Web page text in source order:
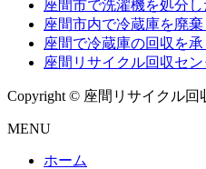
座間市で洗濯機を処分
座間市内で冷蔵庫を廃
座間で冷蔵庫の回収を承
座間リサイクル回収セン
Copyright © 座間リサイクル回
MENU
ホーム